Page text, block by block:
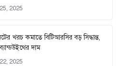
2025
খরচ কমাতে বিটিআরসির বড় সিদ্ধান্ত,
দাম
2025